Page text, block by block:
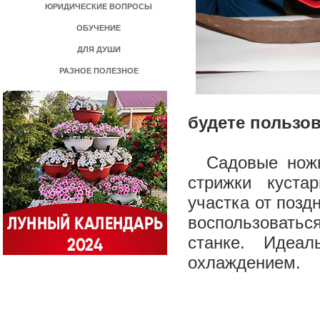
ЮРИДИЧЕСКИЕ ВОПРОСЫ
ОБУЧЕНИЕ
ДЛЯ ДУШИ
РАЗНОЕ ПОЛЕЗНОЕ
будете
Садовые
стрижки
участка от
станке.
охлаждением.